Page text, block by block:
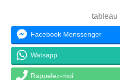
tableau
Facebook Menssenger
Watsapp
Rappelez-moi